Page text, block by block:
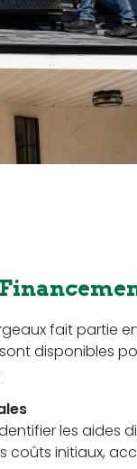
fait partie
disponibles
les aides
initiaux,